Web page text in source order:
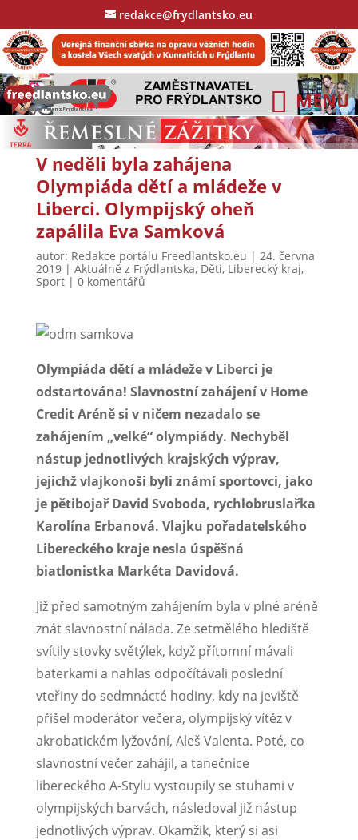
redakce@frydlantsko.eu
V neděli byla zahájena
Olympiáda dětí a mládeže v
Liberci. Olympijský oheň
zapálila Eva Samková
autor: Redakce portálu Freedlantsko.eu | 24. června
2019| Aktuálně z Frýdlantska, Děti, Liberecký kraj,
Sport| 0 komentářů
Olympiáda dětí a mládeže v Liberci je
odstartována! Slavnostní zahájení v Home
Credit Aréně si v ničem nezadalo se
zahájením „velké“ olympiády. Nechyběl
nástup jednotlivých krajských výprav,
jejichž vlajkonoši byli známí sportovci, jako
je pětibojař David Svoboda, rychlobruslařka
Karolína Erbanová. Vlajku pořadatelského
Libereckého kraje nesla úspěšná
biatlonistka Markéta Davidová.
Již před samotným zahájením byla v plné aréně
znát slavnostní nálada. Ze setmělého hlediště
svítily stovky světýlek, když přítomní mávali
baterkami a nahlas odpočítávali poslední
vteřiny do sedmnácté hodiny, kdy na jeviště
přišel moderátor večera, olympijský vítěz v
akrobatickém lyžování, Aleš Valenta. Poté, co
slavnostní večer zahájil, a tanečnice
libereckého A-Stylu vystoupily se stuhami v
olympijských barvách, následoval již nástup
jednotlivých výprav. Okamžik, který si asi